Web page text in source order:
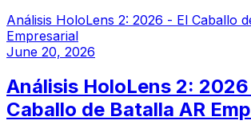
electrocromático. Descubre si la
justifica el costo adicional.
Análisis HoloLens 2: 2026 - El Caballo
Empresarial
June 20, 2026
Análisis HoloLens 2:
Caballo de Batalla AR